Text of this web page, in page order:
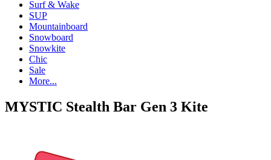
Surf & Wake
SUP
Mountainboard
Snowboard
Snowkite
Chic
Sale
More...
MYSTIC Stealth Bar Gen 3 Kite